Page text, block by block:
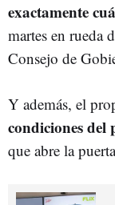
exactamente
martes en rueda
Consejo de
Y además, el
condiciones
que abre la